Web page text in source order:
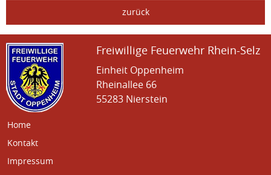
zurück
Freiwillige Feuerwehr Rhein-Selz
Einheit Oppenheim
Rheinallee 66
55283 Nierstein
Home
Kontakt
Impressum